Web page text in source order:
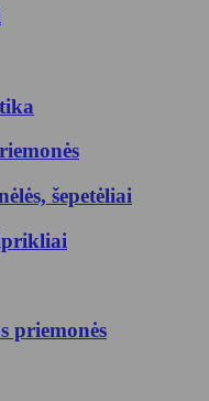
šepetėliai
priemonės